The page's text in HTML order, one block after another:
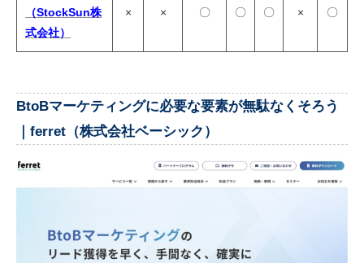
（StockSun株
式会社）
× × 〇 〇 〇 × 〇
BtoBマーケティングに必要な要素が無駄なくそろう
｜ferret（株式会社ベーシック）